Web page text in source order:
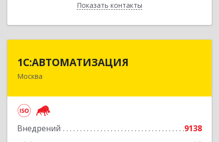
Показать контакты
Назад
1С:АВТОМАТИЗАЦИЯ
Москва
Внедрений
9138
111024, Москва г, Энтузиастов 1-я ул, дом №